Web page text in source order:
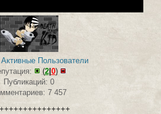
Активные Пользователи
(2|0)
Публикаций: 0
7 457